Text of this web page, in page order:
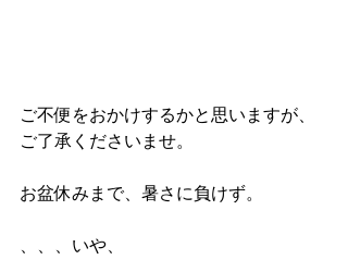
ご不便をおかけするかと思いますが、
ご了承くださいませ。
お盆休みまで、暑さに負けず。
、、、いや、